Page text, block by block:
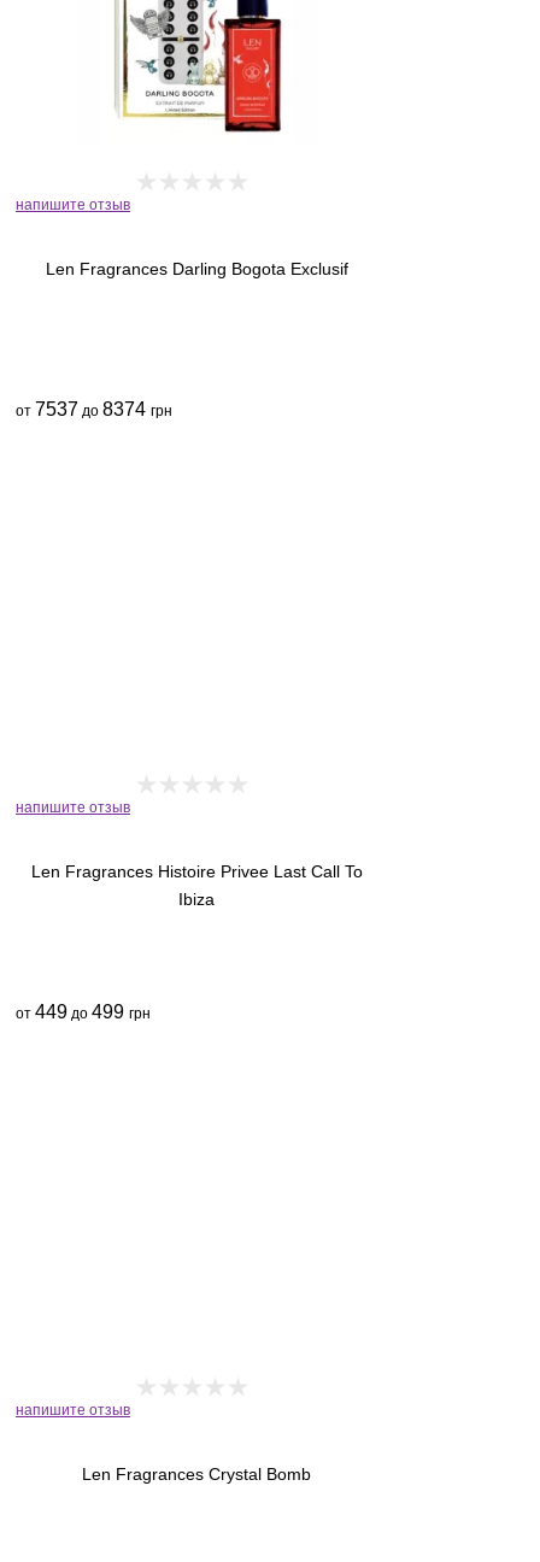
напишите отзыв
Len Fragrances Darling Bogota Exclusif
от 7537 до 8374 грн
напишите отзыв
Len Fragrances Histoire Privee Last Call To
Ibiza
от 449 до 499 грн
напишите отзыв
Len Fragrances Crystal Bomb